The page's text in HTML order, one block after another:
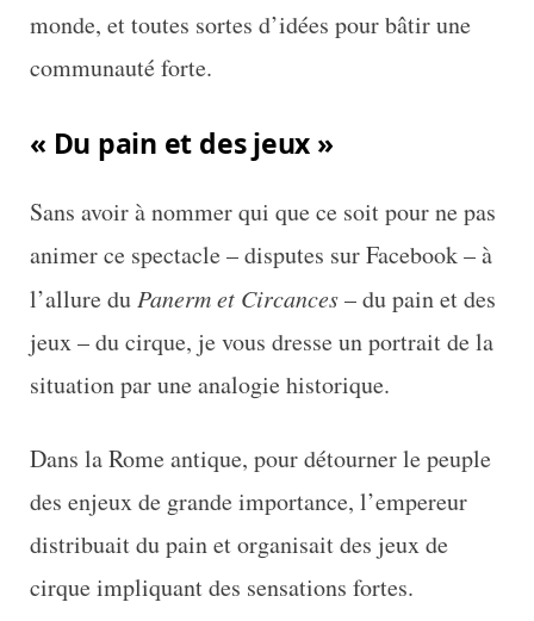
monde, et toutes sortes d’idées pour bâtir une
communauté forte.
« Du pain et des jeux »
Sans avoir à nommer qui que ce soit pour ne pas
animer ce spectacle – disputes sur Facebook – à
l’allure du Panerm et Circances– du pain et des
jeux – du cirque, je vous dresse un portrait de la
situation par une analogie historique.
Dans la Rome antique, pour détourner le peuple
des enjeux de grande importance, l’empereur
distribuait du pain et organisait des jeux de
cirque impliquant des sensations fortes.